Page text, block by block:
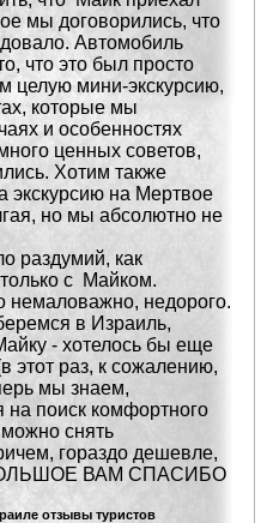
мы договорились, что
Автомобиль
что это был просто
целую мини-экскурсию,
которые мы
и особенностях
ценных советов,
Хотим также
экскурсию на Мертвое
но мы абсолютно не
раздумий, как
с Майком.
немаловажно, недорого.
в Израиль,
- хотелось бы еще
этот раз, к сожалению,
мы знаем,
на поиск комфортного
снять
гораздо дешевле,
ВАМ СПАСИБО
отзывы туристов